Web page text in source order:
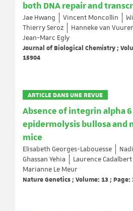
both DNA repair and
Jae Hwang Vincent Moncollin
Thierry Seroz
Hanneke van
Jean-Marc Egly
Journal of Biological Chemistry ;
15904
ARTICLE DANS UNE REVUE
Absence of integrin alpha
epidermolysis bullosa and
mice
Elisabeth Georges-Labouesse
Ghassan Yehia
Laurence Cadalbert
Marianne Le Meur
Nature Genetics ; Volume: 13 ; Page: